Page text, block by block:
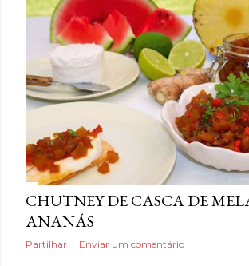
a
e
n
CHUTNEY DE CASCA DE
ANANÁS
Partilhar Enviar um comentário